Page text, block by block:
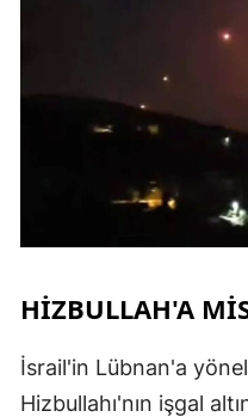
HIZBULLAH'A
İsrail'in Lübnan'a
Hizbullahı'nın işgal